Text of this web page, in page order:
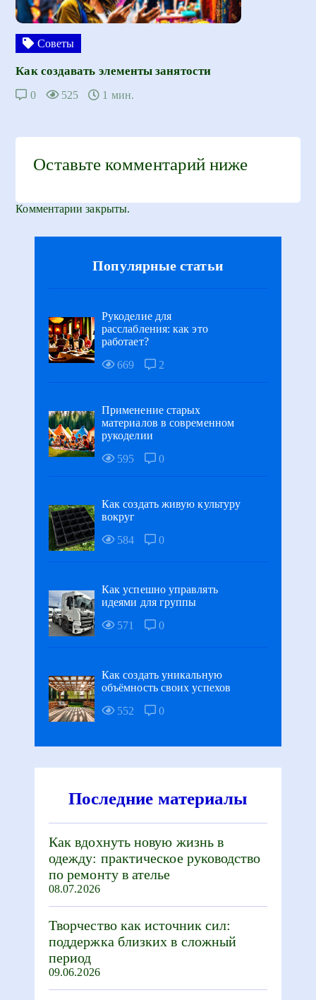
Советы
Как создавать элементы занятости
0 525 1 мин.
Оставьте комментарий ниже
Комментарии закрыты.
Популярные статьи
Рукоделие для
расслабления: как это
работает?
669
2
Применение старых
материалов в современном
рукоделии
595
0
Как создать живую культуру
вокруг
584
0
Как успешно управлять
идеями для группы
571
0
Как создать уникальную
объёмность своих успехов
552
0
Последние материалы
Как вдохнуть новую жизнь в
одежду: практическое руководство
по ремонту в ателье
08.07.2026
Творчество как источник сил:
поддержка близких в сложный
период
09.06.2026